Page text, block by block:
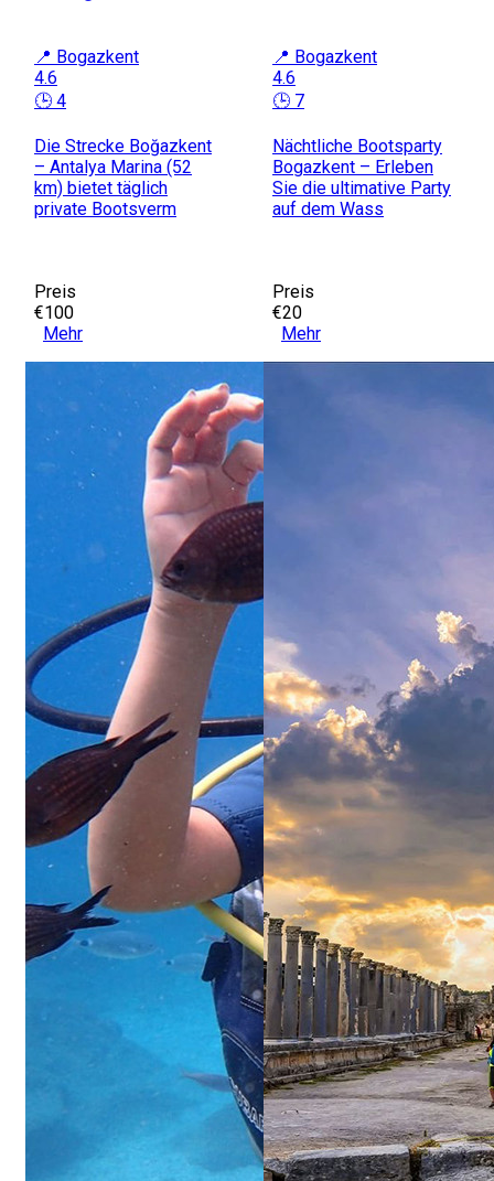
📍 Bogazkent
4.6
🕒 4
Die Strecke Boğazkent
– Antalya Marina (52
km) bietet täglich
private Bootsverm
Preis
€100
Mehr
📍 Bogazkent
4.6
🕒 7
Nächtliche Bootsparty
Bogazkent – Erleben
Sie die ultimative Party
auf dem Wass
Preis
€20
Mehr